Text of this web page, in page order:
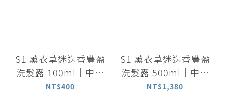
S1 薰衣草迷迭香豐盈
洗髮露 100ml｜中乾
性適用
NT$400
S1 薰衣草迷迭香豐盈
洗髮露 500ml｜中乾
性適用
NT$1,380